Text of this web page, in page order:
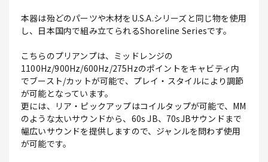
本器は殆どのパーツや木材をU.S.A.シリーズと同じ物を使用
し、日本国内で組み立てられるShoreline Seriesです。
こちらのプリアンプは、ミッドレンジの
1100Hz/900Hz/600Hz/275Hzのポイントをキャビティ内
でブースト/カットが可能で、プレイ・スタイルにより調節
が可能となっています。
更には、リア・ピックアップはコイルタップが可能で、MM
のような太いサウンドから、60s JB、70sJBサウンドまで
幅広いサウンドを提供しますので、ジャンルを問わず使用
が可能です。